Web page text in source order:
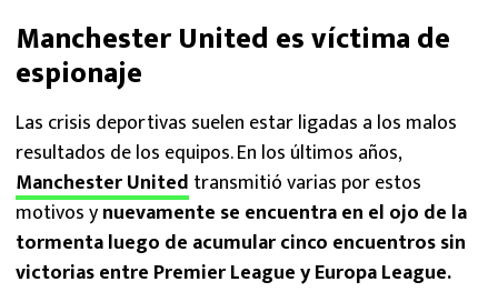
Manchester United es víctima de
espionaje
Las crisis deportivas suelen estar ligadas a los malos
resultados de los equipos. En los últimos años,
Manchester United transmitió varias por estos
motivos ynuevamente se encuentra en el ojo de la
tormenta luego de acumular cinco encuentros sin
victorias entre Premier League y Europa League.